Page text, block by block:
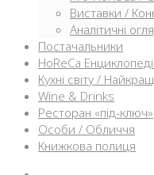
Виставки /
Аналітичні
Постачальники
HoReCa
Кухні світу /
Wine & Drinks
Ресторан «під-ключ»
Особи / Обличчя
Книжкова полиця